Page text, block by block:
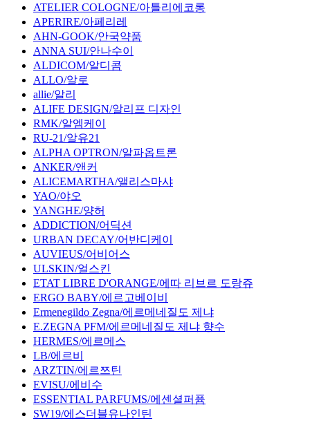
ATELIER COLOGNE/아틀리에코롱
APERIRE/아페리레
AHN-GOOK/안국약품
ANNA SUI/안나수이
ALDICOM/알디콤
ALLO/알로
allie/알리
ALIFE DESIGN/알리프 디자인
RMK/알엠케이
RU-21/알유21
ALPHA OPTRON/알파옵트론
ANKER/앤커
ALICEMARTHA/앨리스마샤
YAO/야오
YANGHE/양허
ADDICTION/어딕션
URBAN DECAY/어반디케이
AUVIEUS/어비어스
ULSKIN/얼스킨
ETAT LIBRE D'ORANGE/에따 리브르 도랑쥬
ERGO BABY/에르고베이비
Ermenegildo Zegna/에르메네질도 제냐
E.ZEGNA PFM/에르메네질도 제냐 향수
HERMES/에르메스
LB/에르비
ARZTIN/에르쯔틴
EVISU/에비수
ESSENTIAL PARFUMS/에센셜퍼퓸
SW19/에스더블유나인틴